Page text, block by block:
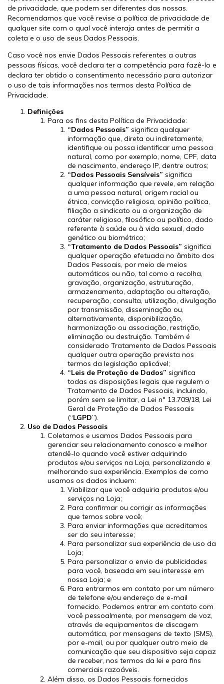
de privacidade, que podem ser diferentes das nossas.
Recomendamos que você revise a política de privacidade de
qualquer site com o qual você interaja antes de permitir a
coleta e o uso de seus Dados Pessoais.
Caso você nos envie Dados Pessoais referentes a outras
pessoas físicas, você declara ter a competência para fazê-lo e
declara ter obtido o consentimento necessário para autorizar
o uso de tais informações nos termos desta Política de
Privacidade.
Definições
Para os fins desta Política de Privacidade:
“Dados Pessoais” significa qualquer
informação que, direta ou indiretamente,
identifique ou possa identificar uma pessoa
natural, como por exemplo, nome, CPF, data
de nascimento, endereço IP, dentre outros;
“Dados Pessoais Sensíveis” significa
qualquer informação que revele, em relação
a uma pessoa natural, origem racial ou
étnica, convicção religiosa, opinião política,
filiação a sindicato ou a organização de
caráter religioso, filosófico ou político, dado
referente à saúde ou à vida sexual, dado
genético ou biométrico;
“Tratamento de Dados Pessoais” significa
qualquer operação efetuada no âmbito dos
Dados Pessoais, por meio de meios
automáticos ou não, tal como a recolha,
gravação, organização, estruturação,
armazenamento, adaptação ou alteração,
recuperação, consulta, utilização, divulgação
por transmissão, disseminação ou,
alternativamente, disponibilização,
harmonização ou associação, restrição,
eliminação ou destruição. Também é
considerado Tratamento de Dados Pessoais
qualquer outra operação prevista nos
termos da legislação aplicável;
“Leis de Proteção de Dados” significa
todas as disposições legais que regulem o
Tratamento de Dados Pessoais, incluindo,
porém sem se limitar, a Lei nº 13.709/18, Lei
Geral de Proteção de Dados Pessoais
(“LGPD”).
Uso de Dados Pessoais
Coletamos e usamos Dados Pessoais para
gerenciar seu relacionamento conosco e melhor
atendê-lo quando você estiver adquirindo
produtos e/ou serviços na Loja, personalizando e
melhorando sua experiência. Exemplos de como
usamos os dados incluem:
Viabilizar que você adquiria produtos e/ou
serviços na Loja;
Para confirmar ou corrigir as informações
que temos sobre você;
Para enviar informações que acreditamos
ser do seu interesse;
Para personalizar sua experiência de uso da
Loja;
Para personalizar o envio de publicidades
para você, baseada em seu interesse em
nossa Loja; e
Para entrarmos em contato por um número
de telefone e/ou endereço de e-mail
fornecido. Podemos entrar em contato com
você pessoalmente, por mensagem de voz,
através de equipamentos de discagem
automática, por mensagens de texto (SMS),
por e-mail, ou por qualquer outro meio de
comunicação que seu dispositivo seja capaz
de receber, nos termos da lei e para fins
comerciais razoáveis.
Além disso, os Dados Pessoais fornecidos